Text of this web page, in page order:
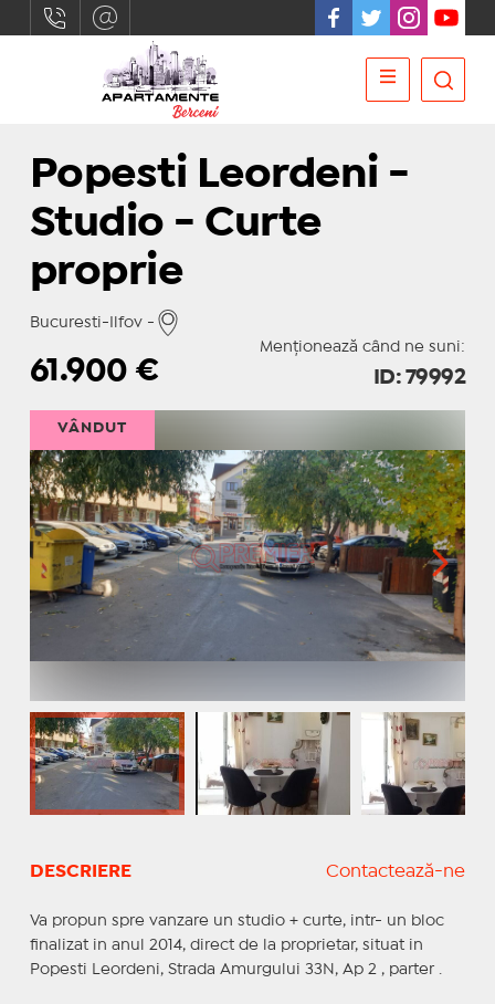
Popesti Leordeni -
Studio - Curte
proprie
Bucuresti-Ilfov -
Menționează când ne suni:
61.900€ ID: 79992
VÂNDUT
DESCRIERE Contactează-ne
Va propun spre vanzare un studio + curte, intr- un bloc
finalizat in anul 2014, direct de la proprietar, situat in
Popesti Leordeni, Strada Amurgului 33N, Ap 2 , parter .